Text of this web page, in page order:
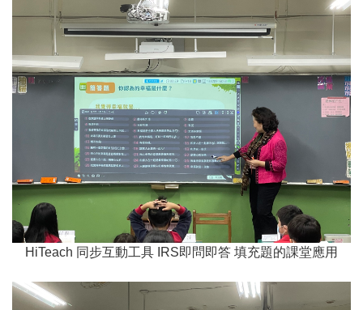
HiTeach 同步互動工具 IRS即問即答 填充題的課堂應用